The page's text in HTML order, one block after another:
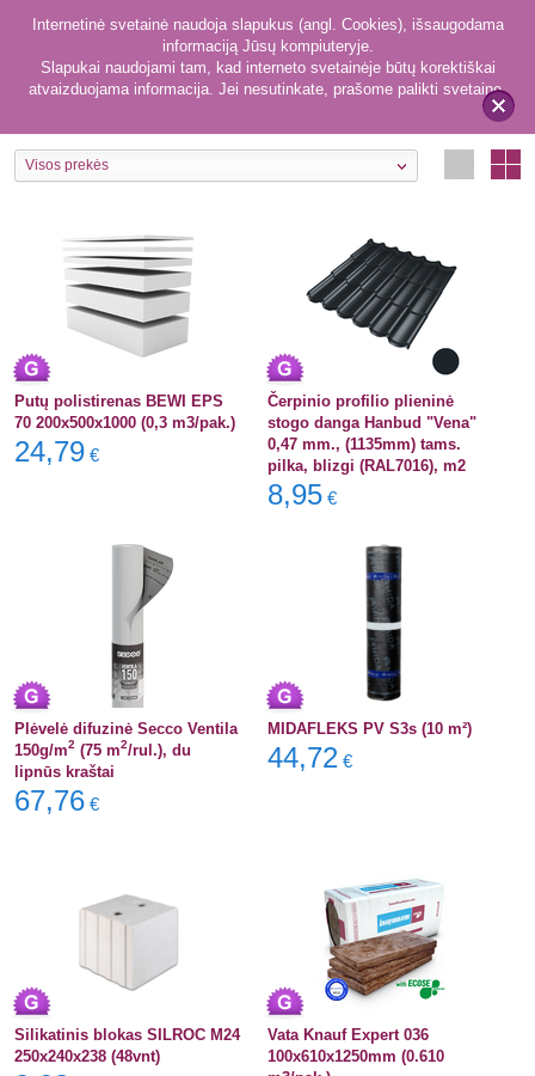
x
Internetinė svetainė naudoja slapukus (angl. Cookies), išsaugodama
informaciją Jūsų kompiuteryje.
Slapukai naudojami tam, kad interneto svetainėje būtų korektiškai
atvaizduojama informacija. Jei nesutinkate, prašome palikti svetainę.
Gera kaina 11
Visos prekės
Putų polistirenas BEWI EPS
70 200x500x1000 (0,3 m3/pak.)
24,79 €
Čerpinio profilio plieninė
stogo danga Hanbud "Vena"
0,47 mm., (1135mm) tams.
pilka, blizgi (RAL7016), m2
8,95 €
Plėvelė difuzinė Secco Ventila
150g/m2 (75 m2/rul.), du
lipnūs kraštai
67,76 €
MIDAFLEKS PV S3s (10 m²)
44,72 €
Silikatinis blokas SILROC M24
250x240x238 (48vnt)
Vata Knauf Expert 036
100x610x1250mm (0.610